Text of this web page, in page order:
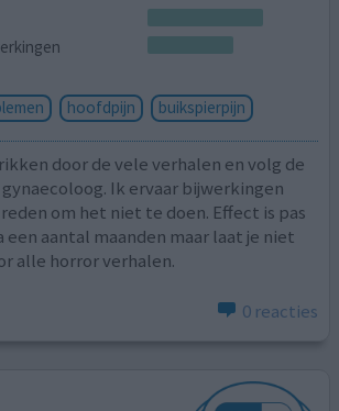
hoofdpijn buikspierpijn
door de vele verhalen en volg de
Ik ervaar bijwerkingen
om het niet te doen. Effect is pas
aantal maanden maar laat je niet
alle horror verhalen.
0 reacties